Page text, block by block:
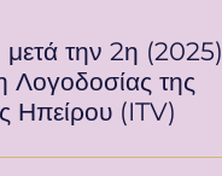
μετά την 2η (2025)
Λογοδοσίας της
Ηπείρου (ITV)